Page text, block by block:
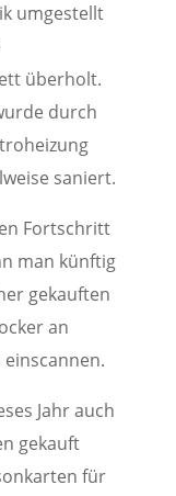
umgestellt
überholt.
durch
saniert.
Fortschritt
man künftig
gekauften
an
Jahr auch
gekauft
für